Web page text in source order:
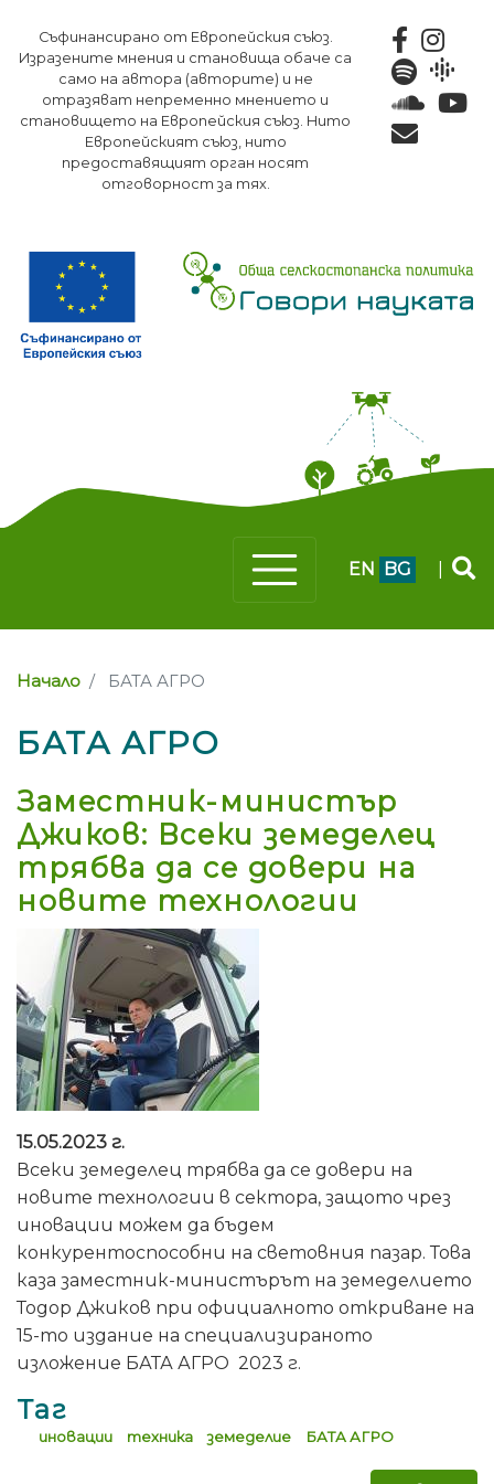
към
основното
съдържание
Съфинансирано от Европейския съюз.
Изразените мнения и становища обаче са
само на автора (авторите) и не
отразяват непременно мнението и
становището на Европейския съюз. Нито
Европейският съюз, нито
предоставящият орган носят
отговорност за тях.
EN BG
Начало БАТА АГРО
БАТА АГРО
Заместник-министър
Джиков: Всеки земеделец
трябва да се довери на
новите технологии
15.05.2023 г.
Всеки земеделец трябва да се довери на
новите технологии в сектора, защото чрез
иновации можем да бъдем
конкурентоспособни на световния пазар. Това
каза заместник-министърът на земеделието
Тодор Джиков при официалното откриване на
15-то издание на специализираното
изложение БАТА АГРО 2023 г.
Таг
иновации техника земеделие БАТА АГРО